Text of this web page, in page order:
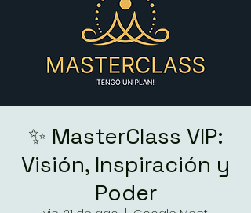
✨ MasterClass VIP:
Visión, Inspiración y
Poder